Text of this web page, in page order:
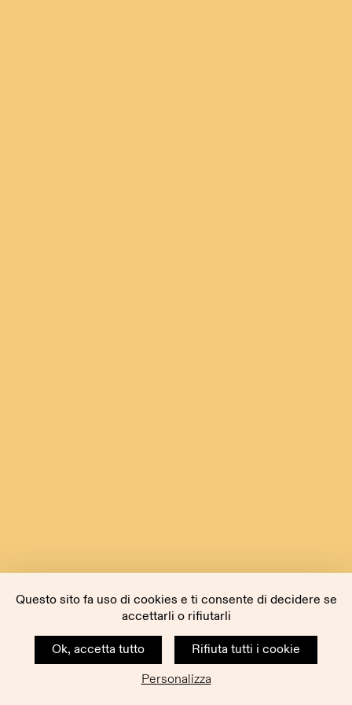
Questo sito fa uso di cookies e ti consente di decidere se
accettarli o rifiutarli
Ok, accetta tutto
Rifiuta tutti i cookie
Personalizza